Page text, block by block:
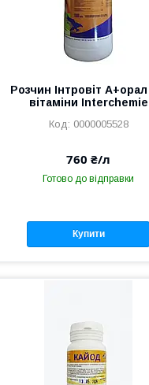
Розчин Інтровіт
вітаміни Interchemie
0000005528
760 ₴/л
Готово до відправки
Купити